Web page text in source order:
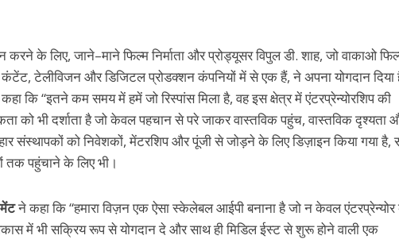
करनेकेलिए,जाने–मानेफिल्मनिर्माताऔरप्रोड्यूसरविपुलडी.शाह,जोवाकाओ
कंटेंट,टेलीविजनऔरडिजिटलप्रोडक्शनकंपनियोंमेंसेएकहैं,नेअपनायोगदानदिया
कहा कि“इतनेकमसमयमेंहमेंजो रिस्पांस मिला है,वहइसक्षेत्रमेंएंटरप्रेन्योरशिप की
कोभीदर्शाता हैजोकेवलपहचानसेपरेजाकरवास्तविकपहुंच,वास्तविकदृश्यता
संस्थापकोंकोनिवेशकों,मेंटरशिपऔरपूंजीसेजोड़नेकेलिएडिज़ाइनकियागयाहै,
तकपहुंचानेकेलिएभी।
नेकहा कि“हमाराविज़नएकऐसास्केलेबलआईपीबनानाहैजोनकेवलएंटरप्रेन्योर
मेंभीसक्रियरूपसेयोगदानदेऔरसाथहीमिडिलईस्टसेशुरूहोनेवालीएक